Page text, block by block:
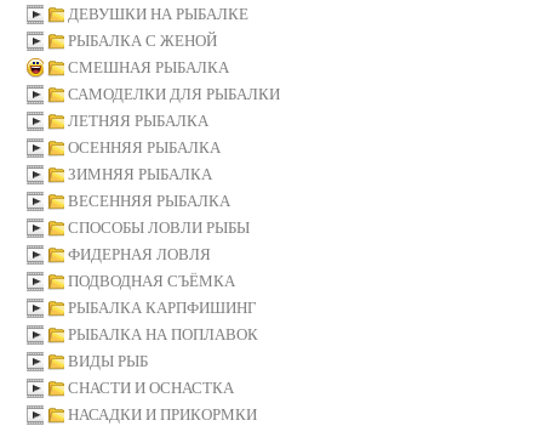
ДЕВУШКИ НА РЫБАЛКЕ
РЫБАЛКА С ЖЕНОЙ
СМЕШНАЯ РЫБАЛКА
САМОДЕЛКИ ДЛЯ РЫБАЛКИ
ЛЕТНЯЯ РЫБАЛКА
ОСЕННЯЯ РЫБАЛКА
ЗИМНЯЯ РЫБАЛКА
ВЕСЕННЯЯ РЫБАЛКА
СПОСОБЫ ЛОВЛИ РЫБЫ
ФИДЕРНАЯ ЛОВЛЯ
ПОДВОДНАЯ СЪЁМКА
РЫБАЛКА КАРПФИШИНГ
РЫБАЛКА НА ПОПЛАВОК
ВИДЫ РЫБ
СНАСТИ И ОСНАСТКА
НАСАДКИ И ПРИКОРМКИ